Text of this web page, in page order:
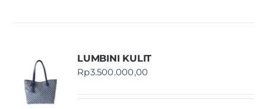
LUMBINI KULIT
Rp3.500.000,00